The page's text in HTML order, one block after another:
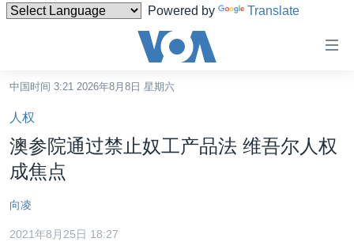
Powered by Translate
碍
链
接
跳
转
内
容
中国
中国时间 3:21 2026年8月8日 星期六
人权
澳参院通过禁止奴工产品法 维吾尔人权
成焦点
向凌
2021年8月25日 18:27